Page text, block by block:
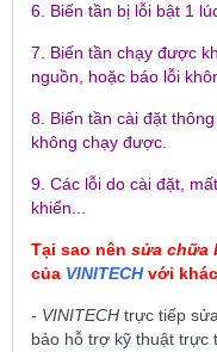
6. Biến tần bị lỗi bật 1
7. Biến tần chạy được
nguồn, hoặc báo lỗi
8. Biến tần cài đặt
không chạy được.
9. Các lỗi do cài đặt,
khiển...
Tại sao nên sửa chữa
của VINITECHvới
- VINITECH trực tiếp
bảo hỗ trợ kỹ thuật trực